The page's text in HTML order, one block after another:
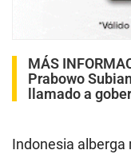
MÁS
Prabowo
llamado a
Indonesia alberga